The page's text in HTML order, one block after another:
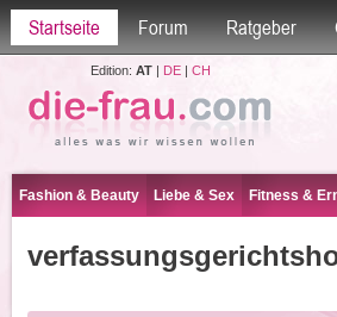
Startseite Forum Ratgeber
Edition: AT| DE| CH
Fashion & Beauty Liebe & Sex Fitness &